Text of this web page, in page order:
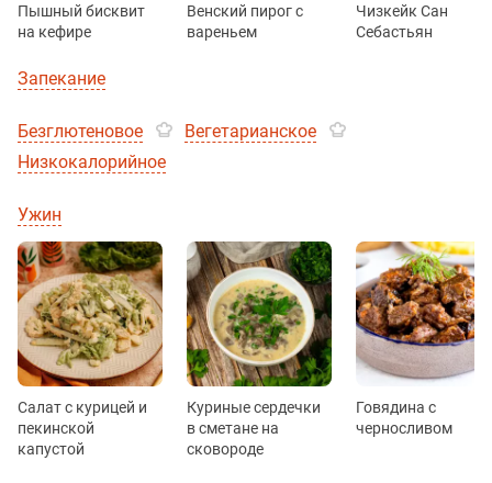
Пышный бисквит
на кефире
Венский пирог с
вареньем
Чизкейк Сан
Себастьян
Запекание
Безглютеновое
Вегетарианское
Низкокалорийное
Ужин
Салат с курицей и
пекинской
капустой
Куриные сердечки
в сметане на
сковороде
Говядина с
черносливом